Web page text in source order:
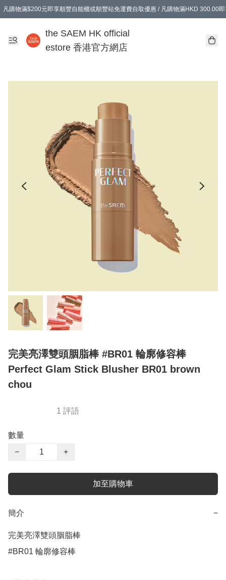
凡購物滿$200元即享順豐自能櫃或順豐站免運費自取優惠 / 凡購物滿HKD 300.00
the SAEM HK official
estore 香港官方網店
完美亮澤雙頭胭脂棒 #BR01 輪廓修容棒
Perfect Glam Stick Blusher BR01 brown
chou
1 評語
數量
−
+
加至購物車
簡介 −
完美亮澤雙頭胭脂棒
#BR01 輪廓修容棒